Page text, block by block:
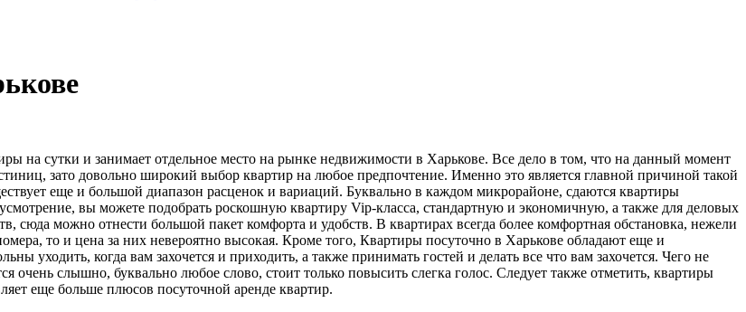
на сутки и занимает отдельное место на рынке недвижимости в Харькове. Все дело в том, что на данный момент
зато довольно широкий выбор квартир на любое предпочтение. Именно это является главной причиной такой
еще и большой диапазон расценок и вариаций. Буквально в каждом микрорайоне, сдаются квартиры
вы можете подобрать роскошную квартиру Vip-класса, стандартную и экономичную, а также для деловых
сюда можно отнести большой пакет комфорта и удобств. В квартирах всегда более комфортная обстановка, нежели
то и цена за них невероятно высокая. Кроме того, Квартиры посуточно в Харькове обладают еще и
уходить, когда вам захочется и приходить, а также принимать гостей и делать все что вам захочется. Чего не
очень слышно, буквально любое слово, стоит только повысить слегка голос. Следует также отметить, квартиры
еще больше плюсов посуточной аренде квартир.